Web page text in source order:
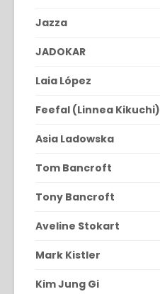
Jazza
JADOKAR
Laia López
Feefal (Linnea Kikuchi)
Asia Ladowska
Tom Bancroft
Tony Bancroft
Aveline Stokart
Mark Kistler
Kim Jung Gi